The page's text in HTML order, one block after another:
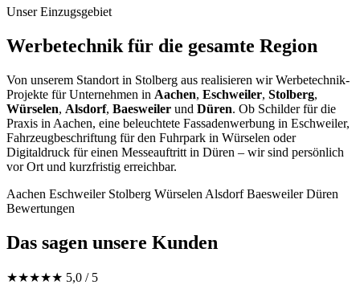
Unser Einzugsgebiet
Werbetechnik für die gesamte Region
Von unserem Standort in Stolberg aus realisieren wir Werbetechnik-
Projekte für Unternehmen in Aachen, Eschweiler, Stolberg,
Würselen, Alsdorf, Baesweiler und Düren. Ob Schilder für die
Praxis in Aachen, eine beleuchtete Fassadenwerbung in Eschweiler,
Fahrzeugbeschriftung für den Fuhrpark in Würselen oder
Digitaldruck für einen Messeauftritt in Düren – wir sind persönlich
vor Ort und kurzfristig erreichbar.
Aachen Eschweiler Stolberg Würselen Alsdorf Baesweiler Düren
Bewertungen
Das sagen unsere Kunden
★★★★★ 5,0 / 5